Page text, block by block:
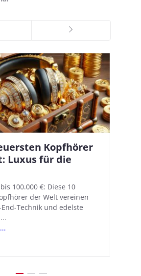
Kopfhörer
Luxus für die
100.000 €: Diese 10
der Welt vereinen
Technik und edelste
Pro 2 und iOS
ihr das neue
Feature ein
und den AirPods Pro 2
seine In-Ear-Kopfhörer
Hörhilfen. In wenigen